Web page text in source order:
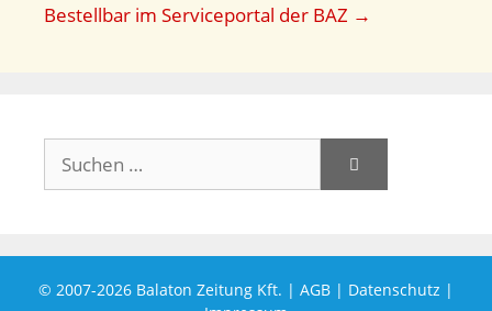
Bestellbar im Serviceportal der BAZ →
Suchen
nach:
© 2007-2026 Balaton Zeitung Kft. | AGB | Datenschutz |